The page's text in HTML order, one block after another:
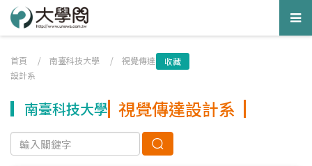
首頁 / 南臺科技大學 / 視覺傳達
設計系
收藏
南臺科技大學 視覺傳達設計系